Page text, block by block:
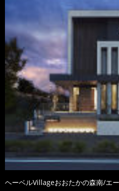
ヘーベルVillageおおたかの森南/エ